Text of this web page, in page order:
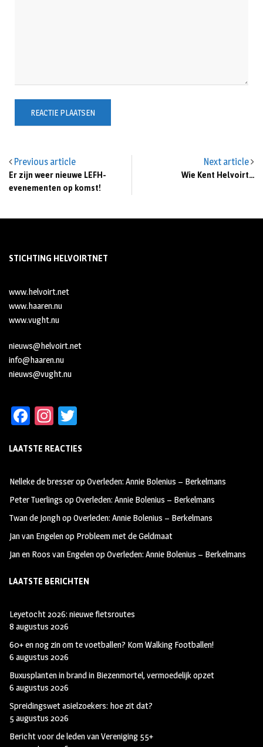
Previous article
Er zijn weer nieuwe LEFH-
evenementen op komst!
Next article
Wie Kent Helvoirt…
STICHTING HELVOIRTNET
www.helvoirt.net
www.haaren.nu
www.vught.nu
nieuws@helvoirt.net
info@haaren.nu
nieuws@vught.nu
Fa
b
oo
k
In
ag
m
tt
LAATSTE REACTIES
Nelleke de bresseropOverleden: Annie Bolenius – Berkelmans
Peter Tuerlings opOverleden: Annie Bolenius – Berkelmans
Twan de JonghopOverleden: Annie Bolenius – Berkelmans
Jan van Engelenop Probleem met de Geldmaat
Jan en Roos van EngelenopOverleden: Annie Bolenius – Berkelmans
LAATSTE BERICHTEN
Leyetocht 2026: nieuwe fietsroutes
8 augustus 2026
60+ en nog zin om te voetballen? Kom Walking Footballen!
6 augustus 2026
Buxusplanten in brand in Biezenmortel, vermoedelijk opzet
6 augustus 2026
Spreidingswet asielzoekers: hoe zit dat?
5 augustus 2026
Bericht voor de leden van Vereniging 55+